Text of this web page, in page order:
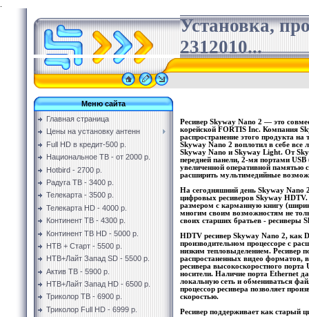
Установка,
2312010...
Меню сайта
Главная страница
Цены на установку антенн
Full HD в кредит-500 р.
Национальное ТВ - от 2000 р.
Hotbird - 2700 р.
Радуга ТВ - 3400 р.
Телекарта - 3500 р.
Телекарта HD - 4000 р.
Континент ТВ - 4300 р.
Континент ТВ HD - 5000 р.
НТВ + Старт - 5500 р.
НТВ+Лайт Запад SD - 5500 р.
Актив ТВ - 5900 р.
НТВ+Лайт Запад HD - 6500 р.
Триколор ТВ - 6900 р.
Триколор Full HD - 6999 р.
Ресивер Skyway Nano 2 — это
корейской FORTIS Inc. Компания
распространение этого продукта
Skyway Nano 2 воплотил в себе
Skyway Nano и Skyway Light. От
передней панели, 2-мя портами
увеличенной оперативной памятью
расширить мультимедийные
На сегодняшний день Skyway Nano
цифровых ресиверов Skyway
размером с карманную книгу
многим своим возможностям не
своих старших братьев - ресиверы
HDTV ресивер Skyway Nano 2, как
производительном процессоре с
низким тепловыделением. Ресивер
распростаненных видео
ресивера высокоскоростного
носители. Наличие порта Ethernet
локальную сеть и обмениваться
процессор ресивера позволяет
скоростью.
Ресивер поддерживает как старый